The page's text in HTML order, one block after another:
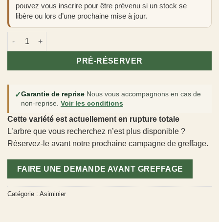
pouvez vous inscrire pour être prévenu si un stock se
libère ou lors d’une prochaine mise à jour.
quantité de Asiminier 'Mango'
PRÉ-RÉSERVER
✓Garantie de reprise Nous vous accompagnons en cas de
non-reprise. Voir les conditions
Cette variété est actuellement en rupture totale
L’arbre que vous recherchez n’est plus disponible ?
Réservez-le avant notre prochaine campagne de greffage.
FAIRE UNE DEMANDE AVANT GREFFAGE
Catégorie : Asiminier